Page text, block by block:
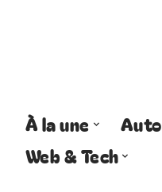
À la une Auto
Web & Tech